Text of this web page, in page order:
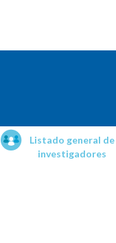
Listado general de
investigadores